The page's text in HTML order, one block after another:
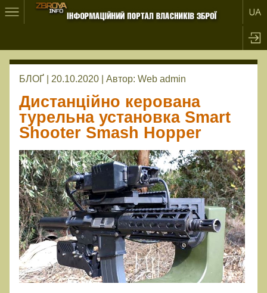
БЛОҐ | 20.10.2020 | Автор: Web admin
Дистанційно керована
турельна установка Smart
Shooter Smash Hopper